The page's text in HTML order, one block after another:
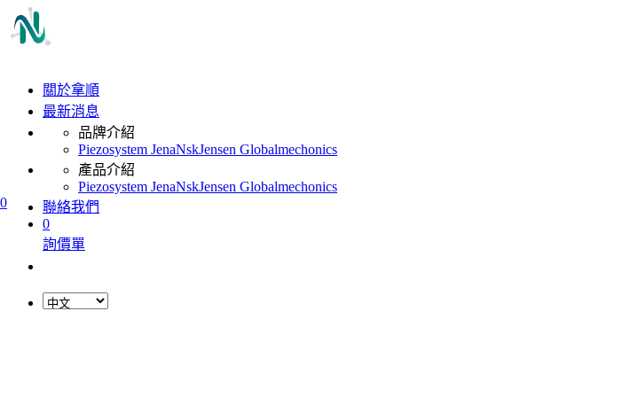
0
關於拿順
最新消息
品牌介紹
Piezosystem JenaNskJensen Globalmechonics
產品介紹
Piezosystem JenaNskJensen Globalmechonics
聯絡我們
0
詢價單